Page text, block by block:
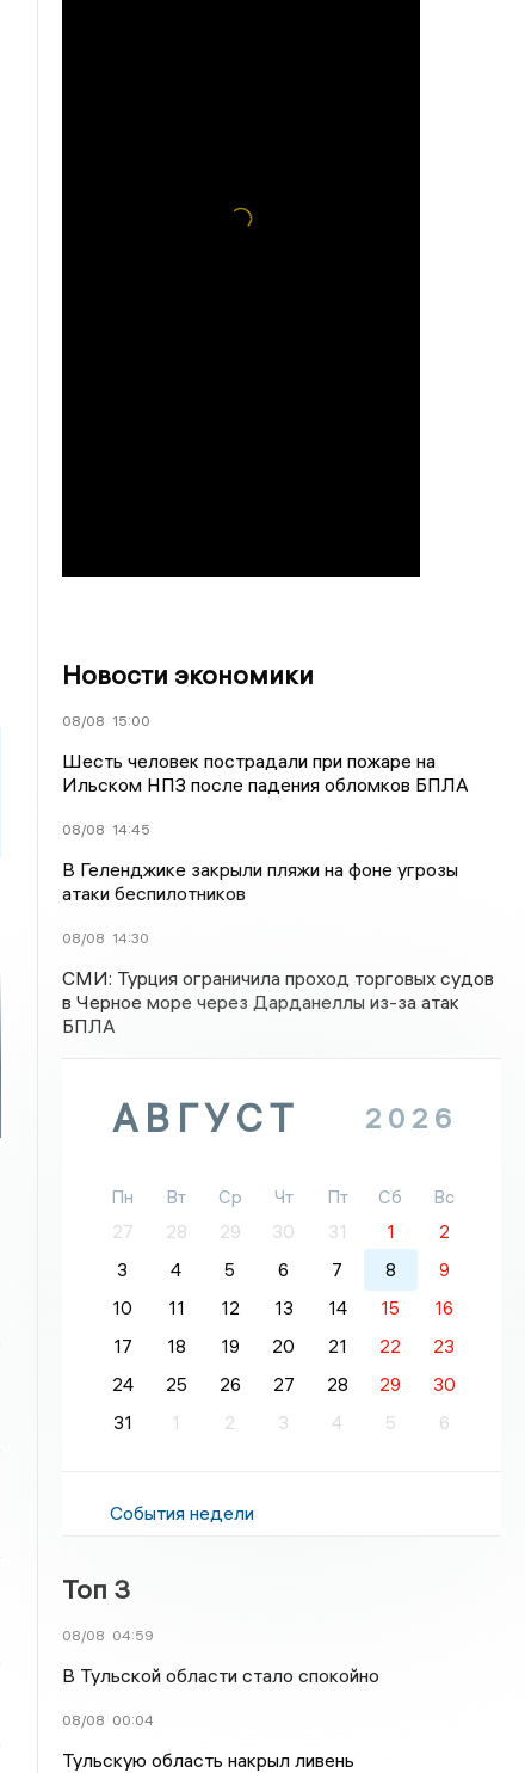
Новости экономики
08/08 15:00
Шесть человек пострадали при пожаре на
Ильском НПЗ после падения обломков БПЛА
08/08 14:45
В Геленджике закрыли пляжи на фоне угрозы
атаки беспилотников
08/08 14:30
СМИ: Турция ограничила проход торговых судов
в Черное море через Дарданеллы из-за атак
БПЛА
АВГУСТ 2026
Пн Вт Ср Чт Пт Сб
Вс
27
28 29 30 31 1
2
3
4 5 6 7 8
9
10
11 12 13 14 15
16
17
18 19 20 21 22
23
24
25 26 27 28 29
30
31
1 2 3 4 5 6
События недели
Топ 3
08/08 04:59
В Тульской области стало спокойно
08/08 00:04
Тульскую область накрыл ливень